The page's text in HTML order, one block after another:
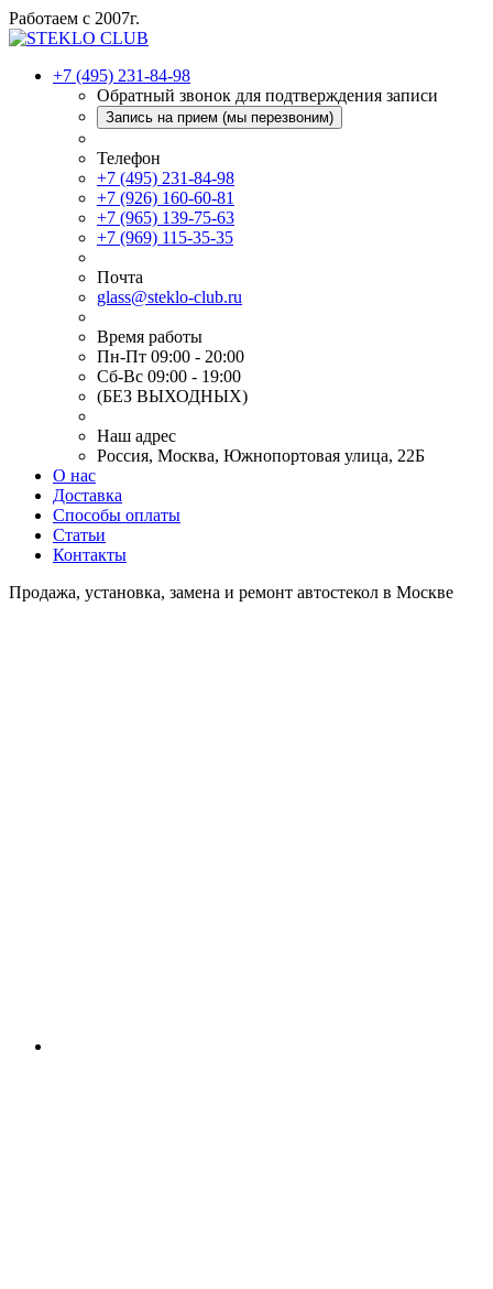
Работаем с 2007г.
+7 (495) 231-84-98
Обратный звонок для подтверждения записи
Запись на прием (мы перезвоним)
Телефон
+7 (495) 231-84-98
+7 (926) 160-60-81
+7 (965) 139-75-63
+7 (969) 115-35-35
Почта
glass@steklo-club.ru
Время работы
Пн-Пт 09:00 - 20:00
Сб-Вс 09:00 - 19:00
(БЕЗ ВЫХОДНЫХ)
Наш адрес
Россия, Москва, Южнопортовая улица, 22Б
О нас
Доставка
Способы оплаты
Статьи
Контакты
Продажа, установка, замена и ремонт автостекол в Москве